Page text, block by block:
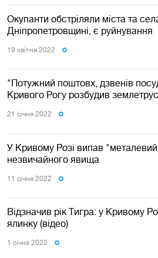
Окупанти обстріляли міста та
Дніпропетровщині, є руйнування
19 квiтня 2022
"Потужний поштовх, дзвенів
Кривого Рогу розбудив землетрус
21 сiчня 2022
У Кривому Розі випав
незвичайного явища
11 сiчня 2022
Відзначив рік Тигра: у Кривому
ялинку (відео)
1 сiчня 2022